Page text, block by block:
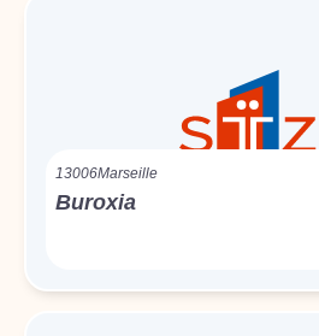
13006Marseille
Buroxia